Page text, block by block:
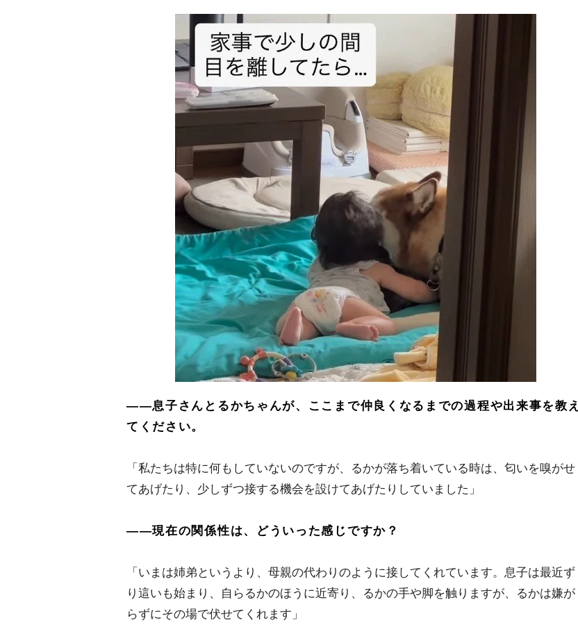
――息子さんとるかちゃんが、ここまで仲良くなるまでの過程や出来事を教え
てください。
「私たちは特に何もしていないのですが、るかが落ち着いている時は、匂いを嗅がせ
てあげたり、少しずつ接する機会を設けてあげたりしていました」
――現在の関係性は、どういった感じですか？
「いまは姉弟というより、母親の代わりのように接してくれています。息子は最近ず
り這いも始まり、自らるかのほうに近寄り、るかの手や脚を触りますが、るかは嫌が
らずにその場で伏せてくれます」